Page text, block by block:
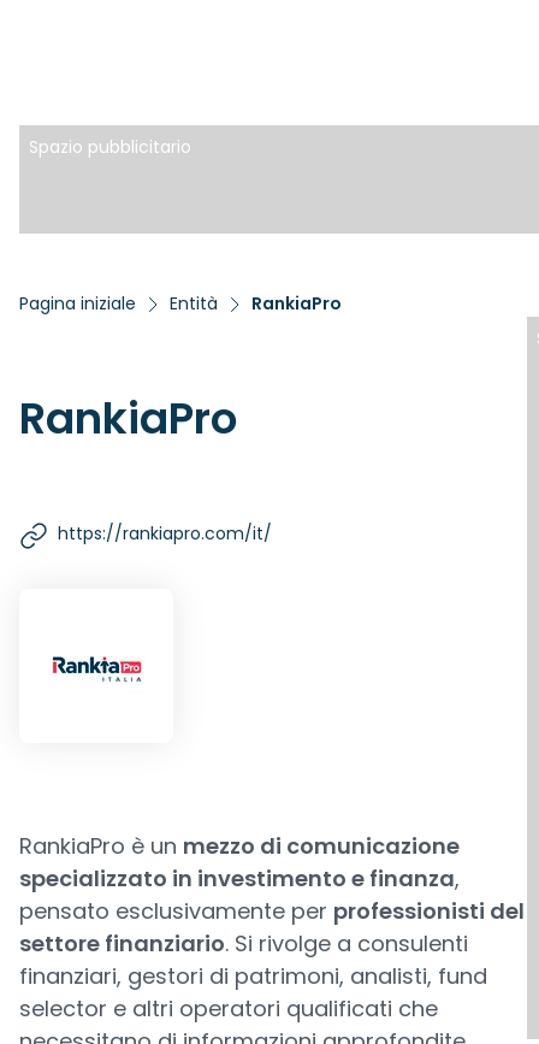
Spazio pubblicitario
Pagina iniziale Entità RankiaPro
RankiaPro
https://rankiapro.com/it/
RankiaPro è un mezzo di comunicazione
specializzato in investimento e finanza,
pensato esclusivamente per professionisti del
settore finanziario. Si rivolge a consulenti
finanziari, gestori di patrimoni, analisti, fund
selector e altri operatori qualificati che